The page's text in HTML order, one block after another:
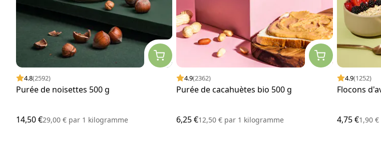
4.8(2592)
Purée de noisettes 500 g
14,50 €29,00 € par 1 kilogramme
4.9(2362)
Purée de cacahuètes bio 500 g
6,25 €12,50 € par 1 kilogramme
4.9(1252)
Flocons
4,75 €1,90 €